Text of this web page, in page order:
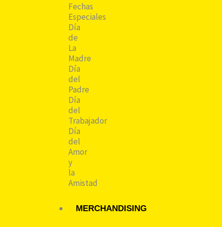
Fechas
Especiales
Día
de
La
Madre
Día
del
Padre
Día
del
Trabajador
Día
del
Amor
y
la
Amistad
MERCHANDISING